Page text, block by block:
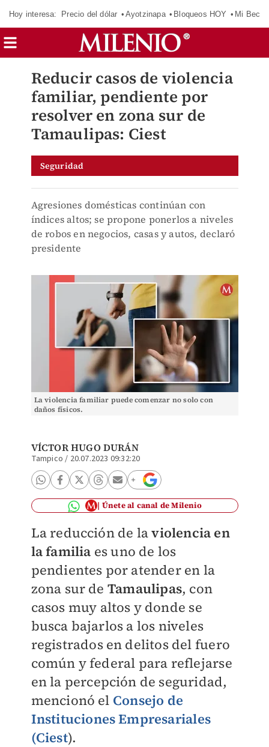
Hoy interesa: Precio del dólar Ayotzinapa Bloqueos HOY Mi Beca
Reducir casos de violencia
familiar, pendiente por
resolver en zona sur de
Tamaulipas: Ciest
Seguridad
Agresiones domésticas continúan con
índices altos; se propone ponerlos a niveles
de robos en negocios, casas y autos, declaró
presidente
La violencia familiar puede comenzar no solo con
daños físicos.
VÍCTOR HUGO DURÁN
Tampico / 20.07.2023 09:32:20
Únete al canal de Milenio
La reducción de laviolencia en
la familia es uno de los
pendientes por atender en la
zona sur de Tamaulipas, con
casos muy altos y donde se
busca bajarlos a los niveles
registrados en delitos del fuero
común y federal para reflejarse
en la percepción de seguridad,
mencionó el Consejo de
Instituciones Empresariales
(Ciest).